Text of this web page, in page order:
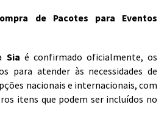
de Pacotes para Eventos
Sia é confirmado oficialmente, os
para atender às necessidades de
nacionais e internacionais, com
itens que podem ser incluídos no